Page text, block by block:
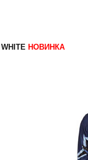
НОВИНКА